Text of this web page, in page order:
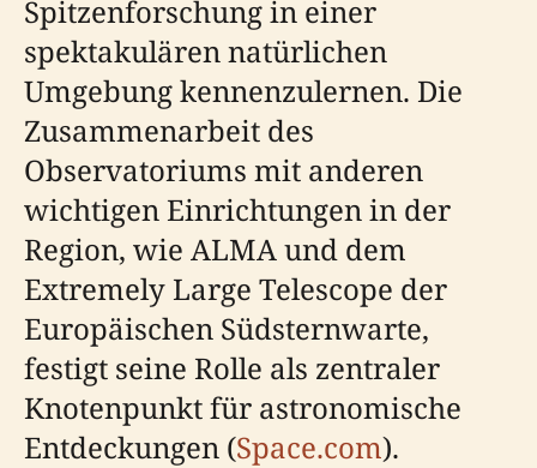
Spitzenforschung in einer
spektakulären natürlichen
Umgebung kennenzulernen. Die
Zusammenarbeit des
Observatoriums mit anderen
wichtigen Einrichtungen in der
Region, wie ALMA und dem
Extremely Large Telescope der
Europäischen Südsternwarte,
festigt seine Rolle als zentraler
Knotenpunkt für astronomische
Entdeckungen (Space.com).